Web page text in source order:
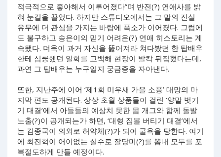
적극적으로 좋아해서 이루어졌다”며 반전(?) 연애사를 밝
혀 눈길을 끌었다. 하지만 스튜디오에서는 그 말의 진실
유무에 더 관심을 가지는 바람에 폭소가 이어졌다. 그럼에
도 불구하고 송은이의 믿기 어려운(?) 연애 히스토리는 계
속됐다. 더욱이 과거 자신을 뚫어져라 쳐다봤던 한 탑배우
한테 심쿵했던 일화를 고백해 현장이 발칵 뒤집혔다는데,
과연 그 탑배우는 누구일지 궁금증을 자아낸다.
또한, 지난주에 이어 ‘제1회 미우새 가을 소풍’ 대망의 마
지막 편도 공개된다. 상상 초월 상품들이 걸린 ‘양말 벗기
기 대결’에서 아들들의 예상치 못한 몸 개그와 함께 돌발
노출(?)이 공개되는가 하면, ‘대형 짐볼 버티기 대결’에서
는 김종국이 의외로 허약체(?)가 되어 굴욕을 당한다. 여기
에 최진혁이 어이없는 실수로 잘당미(?)를 뽐내 모두를 포
복절도하게 만들 예정이다.